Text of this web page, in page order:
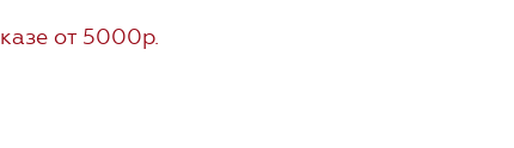
от 5000р.